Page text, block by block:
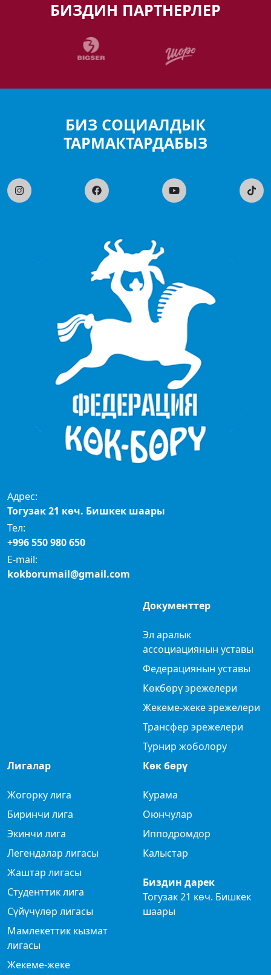
БИЗДИН ПАРТНЕРЛЕР
БИЗ СОЦИАЛДЫК
ТАРМАКТАРДАБЫЗ
Адрес:
Тогузак 21 көч. Бишкек шаары
Тел:
+996 550 980 650
E-mail:
kokborumail@gmail.com
Документтер
Эл аралык
ассоциациянын уставы
Федерациянын уставы
Көкбөрү эрежелери
Жекеме-жеке эрежелери
Трансфер эрежелери
Турнир жоболору
Лигалар
Жогорку лига
Биринчи лига
Экинчи лига
Легендалар лигасы
Жаштар лигасы
Студенттик лига
Сүйүчүлөр лигасы
Мамлекеттик кызмат
лигасы
Жекеме-жеке
Көк бөрү
Курама
Оюнчулар
Ипподромдор
Калыстар
Биздин дарек
Тогузак 21 көч. Бишкек
шаары